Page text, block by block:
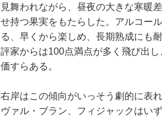
見舞われながら、昼夜の大きな寒暖
せ持つ果実をもたらした。アルコー
る、早くから楽しめ、長期熟成にも
評家からは100点満点が多く飛び出
価すらある。
右岸はこの傾向がいっそう劇的に表
ヴァル・ブラン、フィジャックはい